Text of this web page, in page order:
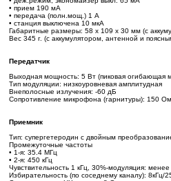
• прием 190 мА
• передача (полн.мощ.) 1 А
• станция выключена 10 мкА
Габаритные размеры: 58 х 109 х 30 мм (с
Вес 345 г. (с аккумулятором, антенной и
Передатчик
Выходная мощность: 5 Вт (пиковая огибающая
Тип модуляции: низкоуровневая амплитудная
Внеполосные излучения: -60 дБ
Сопротивление микрофона (гарнитуры): 150 Ом
Приемник
Тип: супергетеродин с двойным
Промежуточные частоты
• 1-я: 35.4 МГц
• 2-я: 450 кГц
Чувствительность 1 кГц, 30%-модуляция:
Избирательность (по соседнему каналу): 8кГц/